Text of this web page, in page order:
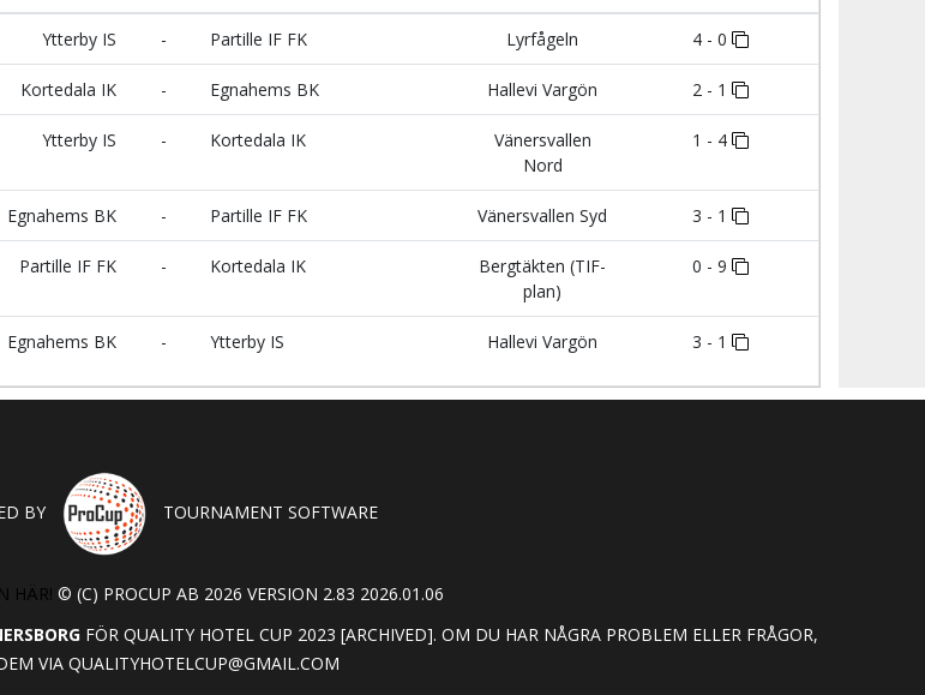
Ytterby IS - Partille IF FK Lyrfågeln 4 - 0
Kortedala IK - Egnahems BK Hallevi Vargön 2 - 1
Ytterby IS - Kortedala IK
Vänersvallen
Nord
1 - 4
Egnahems BK - Partille IF FK Vänersvallen Syd 3 - 1
Partille IF FK - Kortedala IK
Bergtäkten (TIF-
plan)
0 - 9
Egnahems BK - Ytterby IS Hallevi Vargön 3 - 1
BY TOURNAMENT SOFTWARE
HÄR! © (C) PROCUP AB 2026 VERSION 2.83 2026.01.06
FÖR QUALITY HOTEL CUP 2023 [ARCHIVED]. OM DU HAR NÅGRA PROBLEM ELLER FRÅGOR,
VIA QUALITYHOTELCUP@GMAIL.COM